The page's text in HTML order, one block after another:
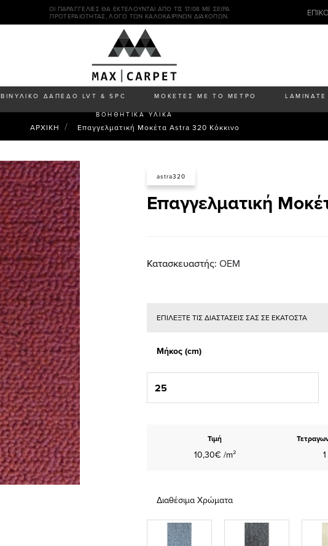
ΟΙ ΠΑΡΑΓΓΕΛΊΕΣ ΘΑ ΕΚΤΕΛΟΎΝΤΑΙ ΑΠΌ ΤΙΣ 17/08 ΜΕ ΣΕΙΡΆ
ΠΡΟΤΕΡΑΙΌΤΗΤΑΣ, ΛΌΓΩ ΤΩΝ ΚΑΛΟΚΑΙΡΙΝΏΝ ΔΙΑΚΟΠΏΝ.
ΒΙΝΥΛΙΚΟ ΔΑΠΕΔΟ LVT & SPC ΜΟΚΕΤΕΣ ΜΕ ΤΟ ΜΕΤΡΟ
ΒΟΗΘΗΤΙΚΑ ΥΛΙΚΑ
ΑΡΧΙΚΗ Επαγγελματική Μοκέτα Astra 320 Κόκκινο
astra320
Επαγγελματική
Κατασκευαστής: ΟΕΜ
ΕΠΙΛΕΞΤΕ ΤΙΣ ΔΙΑΣΤΑΣΕΙΣ ΣΑΣ ΣΕ ΕΚΑΤΟΣΤΑ
Μήκος (cm)
Τιμή
10,30€ /m²
Διαθέσιμα Χρώματα